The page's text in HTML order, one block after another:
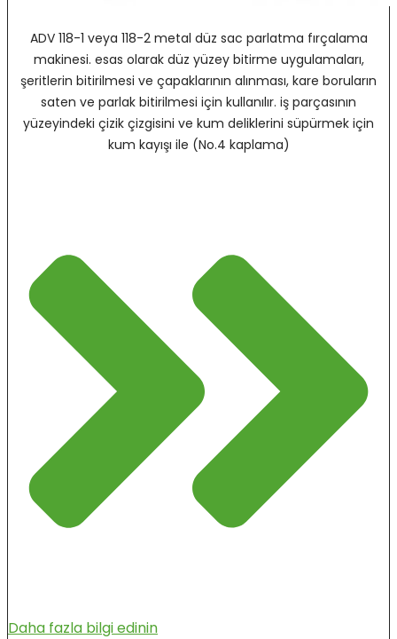
ADV 118-1 veya 118-2 metal düz sac parlatma fırçalama
makinesi. esas olarak düz yüzey bitirme uygulamaları,
şeritlerin bitirilmesi ve çapaklarının alınması, kare boruların
saten ve parlak bitirilmesi için kullanılır. iş parçasının
yüzeyindeki çizik çizgisini ve kum deliklerini süpürmek için
kum kayışı ile (No.4 kaplama)
Daha fazla bilgi edinin